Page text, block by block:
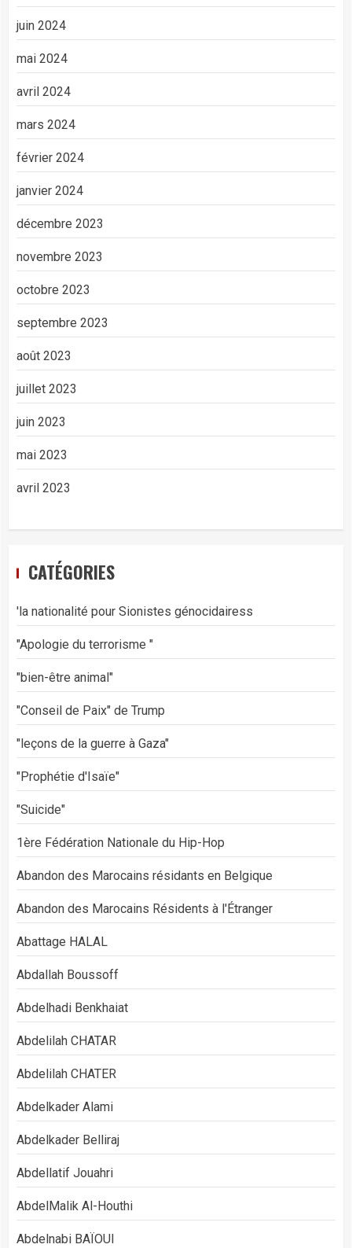
juin 2024
mai 2024
avril 2024
mars 2024
février 2024
janvier 2024
décembre 2023
novembre 2023
octobre 2023
septembre 2023
août 2023
juillet 2023
juin 2023
mai 2023
avril 2023
CATÉGORIES
'la nationalité pour Sionistes génocidairess
"Apologie du terrorisme "
"bien-être animal"
"Conseil de Paix" de Trump
"leçons de la guerre à Gaza"
"Prophétie d'Isaïe"
"Suicide"
1ère Fédération Nationale du Hip-Hop
Abandon des Marocains résidants en Belgique
Abandon des Marocains Résidents à l'Étranger
Abattage HALAL
Abdallah Boussoff
Abdelhadi Benkhaiat
Abdelilah CHATAR
Abdelilah CHATER
Abdelkader Alami
Abdelkader Belliraj
Abdellatif Jouahri
AbdelMalik Al-Houthi
Abdelnabi BAÏOUI